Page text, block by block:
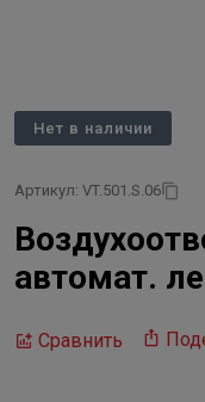
Нет в наличии
Артикул: VT.501.S.06
автомат.
Сравнить